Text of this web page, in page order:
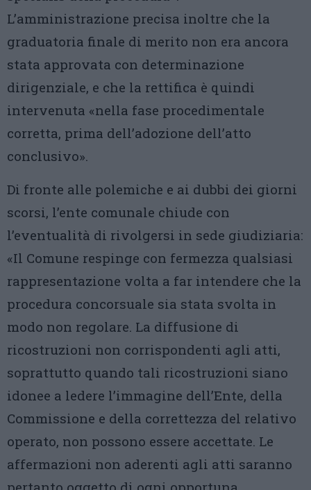
L’amministrazione precisa inoltre che la
graduatoria finale di merito non era ancora
stata approvata con determinazione
dirigenziale, e che la rettifica è quindi
intervenuta «nella fase procedimentale
corretta, prima dell’adozione dell’atto
conclusivo».
Di fronte alle polemiche e ai dubbi dei giorni
scorsi, l’ente comunale chiude con
l’eventualità di rivolgersi in sede giudiziaria:
«Il Comune respinge con fermezza qualsiasi
rappresentazione volta a far intendere che la
procedura concorsuale sia stata svolta in
modo non regolare. La diffusione di
ricostruzioni non corrispondenti agli atti,
soprattutto quando tali ricostruzioni siano
idonee a ledere l’immagine dell’Ente, della
Commissione e della correttezza del relativo
operato, non possono essere accettate. Le
affermazioni non aderenti agli atti saranno